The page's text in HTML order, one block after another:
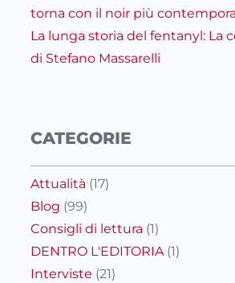
torna con il noir più
La lunga storia del fentanyl: La
di Stefano Massarelli
CATEGORIE
Attualità (17)
Blog (99)
Consigli di lettura (1)
DENTRO L'EDITORIA(1)
Interviste (21)